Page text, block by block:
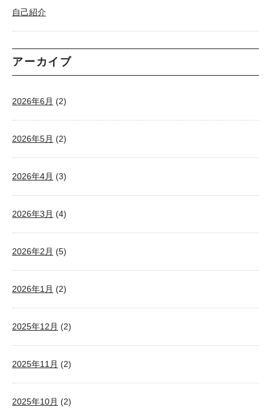
自己紹介
アーカイブ
2026年6月 (2)
2026年5月 (2)
2026年4月 (3)
2026年3月 (4)
2026年2月 (5)
2026年1月 (2)
2025年12月 (2)
2025年11月 (2)
2025年10月 (2)